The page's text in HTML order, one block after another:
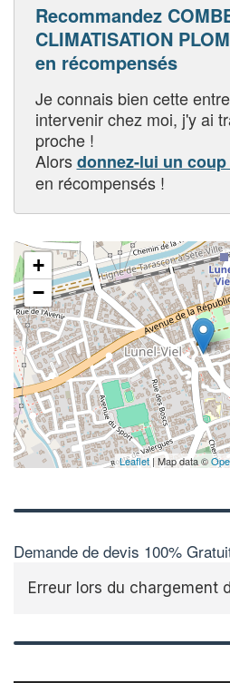
Recommandez
CLIMATISATION
en récompensés
Je connais bien cette
intervenir chez moi, j'y ai
proche !
Alorsdonnez-lui un
en récompensés !
+
−
Leaflet | Map data ©
Demande de devis 100%
Erreur lors du chargement